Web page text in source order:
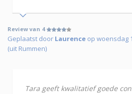
Review van 4
Geplaatst door Laurence op woensdag
(uit Rummen)
Tara geeft kwalitatief goede